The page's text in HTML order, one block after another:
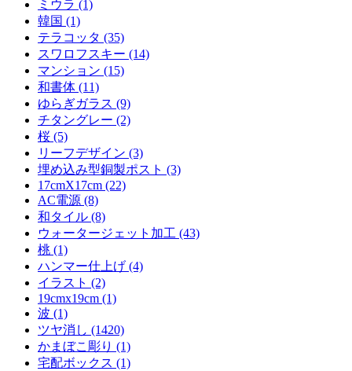
ミウラ (1)
韓国 (1)
テラコッタ (35)
スワロフスキー (14)
マンション (15)
和書体 (11)
ゆらぎガラス (9)
チタングレー (2)
桜 (5)
リーフデザイン (3)
埋め込み型銅製ポスト (3)
17cmX17cm (22)
AC電源 (8)
和タイル (8)
ウォータージェット加工 (43)
桃 (1)
ハンマー仕上げ (4)
イラスト (2)
19cmx19cm (1)
波 (1)
ツヤ消し (1420)
かまぼこ彫り (1)
宅配ボックス (1)